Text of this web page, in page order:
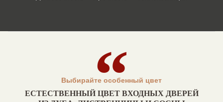
Выбирайте особенный цвет
ЕСТЕСТВЕННЫЙ ЦВЕТ ВХОДНЫХ ДВЕРЕЙ